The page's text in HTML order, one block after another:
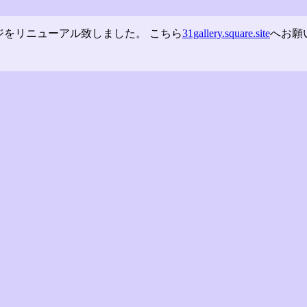
をリニューアル致しました。 こちら31gallery.square.siteへお願